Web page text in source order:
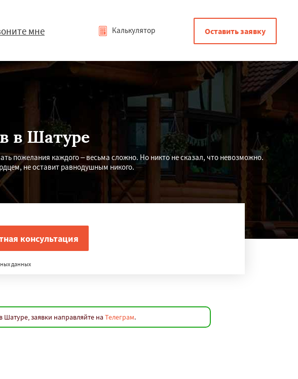
мне Калькулятор Оставить заявку
в Шатуре
пожелания каждого – весьма сложно. Но никто не сказал, что невозможно.
не оставит равнодушным никого.
данных
Шатуре, заявки направляйте на Телеграм.